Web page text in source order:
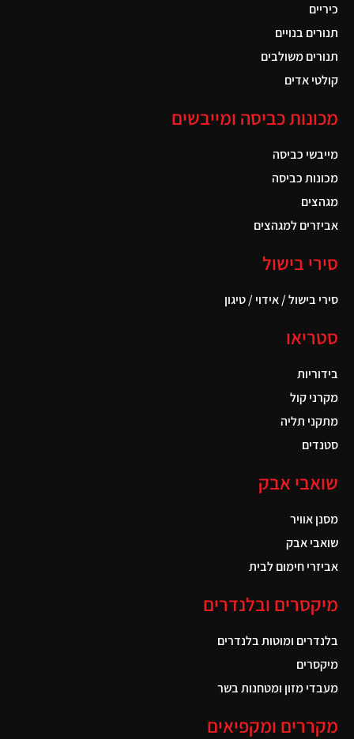
כיריים
תנורים בנויים
תנורים משולבים
קולטי אדים
מכונות כביסה ומייבשים
מייבשי כביסה
מכונות כביסה
מגהצים
אביזרים למגהצים
סירי בישול
סירי בישול / אידוי / טיגון
סטריאו
בידוריות
מקרני קול
מתקני תליה
סטנדים
שואבי אבק
מסנן אוויר
שואבי אבק
אביזרי חימום לבית
מיקסרים ובלנדרים
בלנדרים ומוטות בלנדרים
מיקסרים
מעבדי מזון ומטחנות בשר
מקררים ומקפיאים